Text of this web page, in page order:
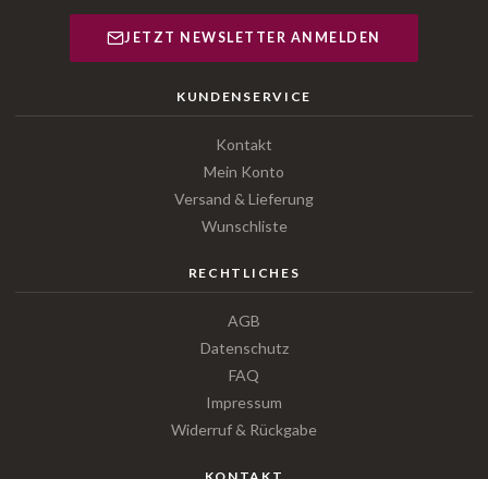
JETZT NEWSLETTER ANMELDEN
KUNDENSERVICE
Kontakt
Mein Konto
Versand & Lieferung
Wunschliste
RECHTLICHES
AGB
Datenschutz
FAQ
Impressum
Widerruf & Rückgabe
KONTAKT